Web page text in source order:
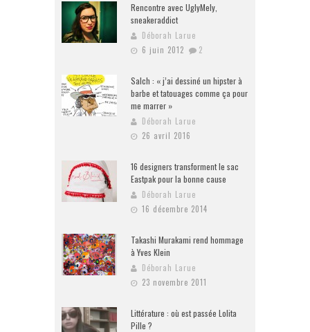
Rencontre avec UglyMely,
sneakeraddict
Déborah Larue
6 juin 2012
2
Salch : « j’ai dessiné un hipster à
barbe et tatouages comme ça pour
me marrer »
Déborah Larue
26 avril 2016
16 designers transforment le sac
Eastpak pour la bonne cause
Déborah Larue
16 décembre 2014
Takashi Murakami rend hommage
à Yves Klein
Déborah Larue
23 novembre 2011
Littérature : où est passée Lolita
Pille ?